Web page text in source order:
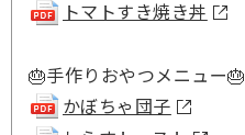
トマトすき焼き丼
🎂手作りおやつメニュー🎂
かぼちゃ団子